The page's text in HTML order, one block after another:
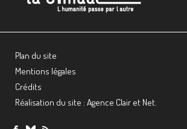
Plan du site
Mentions légales
Crédits
Réalisation du site : Agence Clair et Net.